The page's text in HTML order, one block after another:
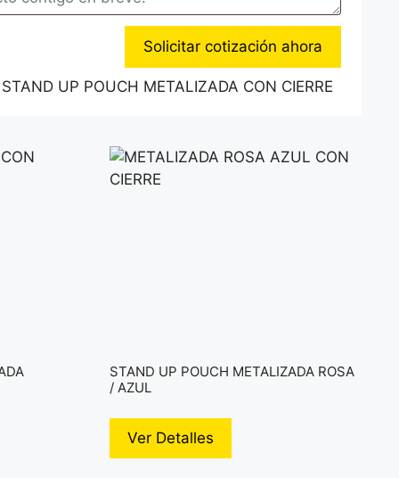
UP POUCH METALIZADA CON CIERRE
STAND UP POUCH METALIZADA ROSA
/ AZUL
Ver Detalles